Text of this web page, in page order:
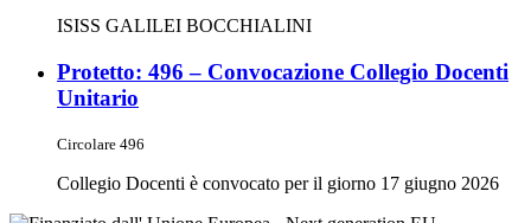
ISISS GALILEI BOCCHIALINI
Protetto: 496 – Convocazione Collegio Docenti
Unitario
Circolare 496
Collegio Docenti è convocato per il giorno 17 giugno 2026